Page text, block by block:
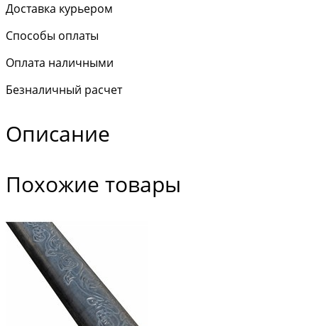
Доставка курьером
Способы оплаты
Оплата наличными
Безналичный расчет
Описание
Похожие товары